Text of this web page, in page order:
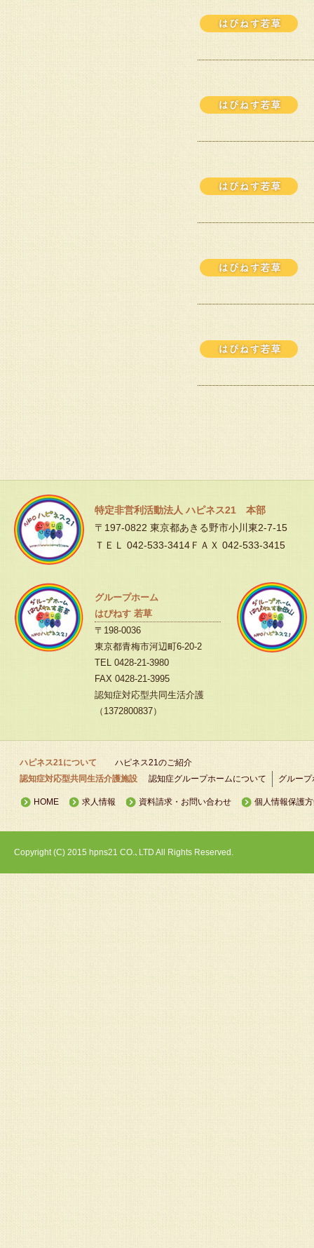
特定非営利活動法人 ハピネス21 本部
〒197-0822 東京都あきる野市小川東2-7-15
ＴＥＬ 042-533-3414ＦＡＸ 042-533-3415
グループホーム
はぴねす 若草
〒198-0036
東京都青梅市河辺町6-20-2
TEL 0428-21-3980
FAX 0428-21-3995
認知症対応型共同生活介護
（1372800837）
ハピネス21について
ハピネス21のご紹介
認知症対応型共同生活介護施設
認知症グループホームについて グルー
HOME 求人情報 資料請求・お問い合わせ 個人情報保護
Copyright (C) 2015 hpns21 CO.､LTD All Rights Reserved.